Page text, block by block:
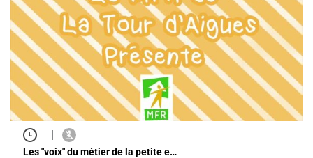
|
Les "voix" du métier de la petite e…